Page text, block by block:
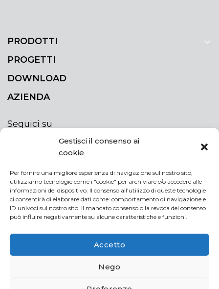
Gestisci il consenso ai
cookie
Per fornire una migliore esperienza di navigazione sul nostro sito,
utilizziamo tecnologie come i "cookie" per archiviare e/o accedere alle
informazioni del dispositivo. Il consenso all'utilizzo di queste tecnologie
ci consentirà di elaborare dati come: comportamento di navigazione e
ID univoci sul nostro sito. Il mancato consenso o la revoca del consenso
può influire negativamente su alcune caratteristiche e funzioni.
Accetto
Nego
PRODOTTI
PROGETTI
DOWNLOAD
AZIENDA
Seguici su
ISCRIVITI ALLA NEWSLETTER
Rimani sempre aggiornato iscrivendoti alla
newsletter
NEWSLETTER
Acconsento al trattamento dei miei dati personali
If